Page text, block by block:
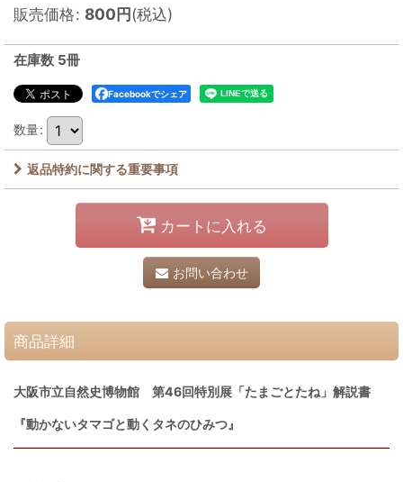
販売価格: 800円(税込)
在庫数 5冊
Facebookでシェア
数量:
返品特約に関する重要事項
カートに入れる
お問い合わせ
商品詳細
大阪市立自然史博物館 第46回特別展「たまごとたね」解説書
『動かないタマゴと動くタネのひみつ』